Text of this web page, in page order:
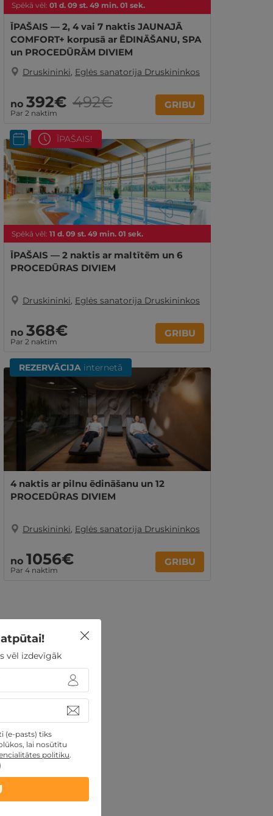
Spēkā vēl: 01 d. 09 st. 49 min. 00 sek.
ĪPAŠAIS — 2, 4 vai 7 naktis JAUNAJĀ
COMFORT+ korpusā ar ĒDINĀŠANU, SPA
un PROCEDŪRĀM DIVIEM
Druskininki, Eglės sanatorija Druskininkos
no 392€
Par 2 naktīm
492€ GRIBU
Spēkā vēl: 11 d. 09 st. 49 min. 00 sek.
ĪPAŠAIS!
ĪPAŠAIS — 2 naktis ar maltītēm un 6
PROCEDŪRAS DIVIEM
Druskininki, Eglės sanatorija Druskininkos
no 368€
Par 2 naktīm
GRIBU
REZERVĀCIJA internetā
4 naktis ar pilnu ēdināšanu un 12
PROCEDŪRAS DIVIEM
Druskininki, Eglės sanatorija Druskininkos
no 1056€
Par 4 naktīm
GRIBU
vēl izdevīgāk
(e-pasts) tiks
lai nosūtītu
politiku.